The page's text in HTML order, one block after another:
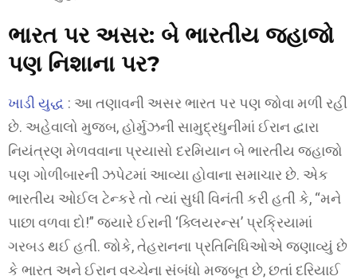
ભારત પર અસર: બે ભારતીય જહાજો
પણ નિશાના પર?
ખાડી યુદ્ધ : આ તણાવની અસર ભારત પર પણ જોવા મળી રહી
છે. અહેવાલો મુજબ, હોર્મુઝની સામુદ્રધુનીમાં ઈરાન દ્વારા
નિયંત્રણ મેળવવાના પ્રયાસો દરમિયાન બે ભારતીય જહાજો
પણ ગોળીબારની ઝપેટમાં આવ્યા હોવાના સમાચાર છે. એક
ભારતીય ઓઈલ ટેન્કરે તો ત્યાં સુધી વિનંતી કરી હતી કે, “મને
પાછા વળવા દો!” જ્યારે ઈરાની ‘ક્લિયરન્સ’ પ્રક્રિયામાં
ગરબડ થઈ હતી. જોકે, તેહરાનના પ્રતિનિધિઓએ જણાવ્યું છે
કે ભારત અને ઈરાન વચ્ચેના સંબંધો મજબૂત છે, છતાં દરિયાઈ